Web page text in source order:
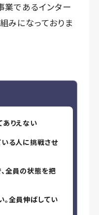
業であるインター
みになっておりま
りえない
る人に挑戦させ
全員の状態を把
全員伸ばしてい